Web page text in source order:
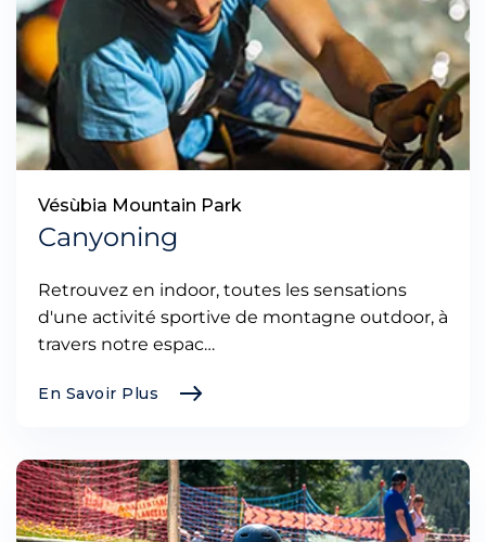
Vésùbia Mountain Park
Canyoning
Retrouvez en indoor, toutes les sensations
d'une activité sportive de montagne outdoor, à
travers notre espac…
En Savoir Plus